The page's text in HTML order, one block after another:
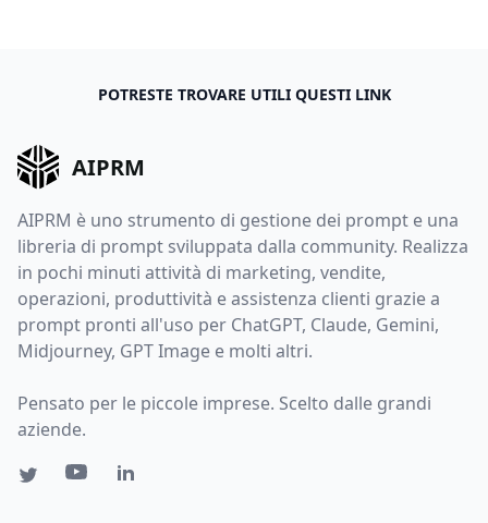
POTRESTE TROVARE UTILI QUESTI LINK
AIPRM
AIPRM è uno strumento di gestione dei prompt e una
libreria di prompt sviluppata dalla community. Realizza
in pochi minuti attività di marketing, vendite,
operazioni, produttività e assistenza clienti grazie a
prompt pronti all'uso per ChatGPT, Claude, Gemini,
Midjourney, GPT Image e molti altri.
Pensato per le piccole imprese. Scelto dalle grandi
aziende.